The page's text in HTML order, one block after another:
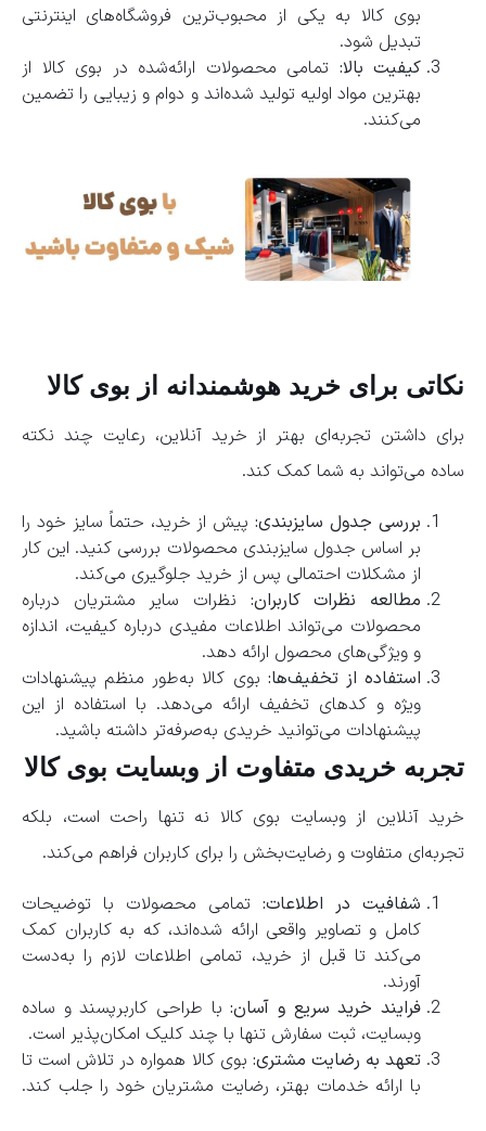
بوی کالا به یکی از محبوب‌ترین فروشگاه‌های اینترنتی
تبدیل شود.
کیفیت بالا: تمامی محصولات ارائه‌شده در بوی کالا از
بهترین مواد اولیه تولید شده‌اند و دوام و زیبایی را تضمین
می‌کنند.
نکاتی برای خرید هوشمندانه از بوی کالا
برای داشتن تجربه‌ای بهتر از خرید آنلاین، رعایت چند نکته
ساده می‌تواند به شما کمک کند.
بررسی جدول سایزبندی:پیش از خرید، حتماً سایز خود را
بر اساس جدول سایزبندی محصولات بررسی کنید. این کار
از مشکلات احتمالی پس از خرید جلوگیری می‌کند.
مطالعه نظرات کاربران: نظرات سایر مشتریان درباره
محصولات می‌تواند اطلاعات مفیدی درباره کیفیت، اندازه
و ویژگی‌های محصول ارائه دهد.
استفاده از تخفیف‌ها: بوی کالا به‌طور منظم پیشنهادات
ویژه و کدهای تخفیف ارائه می‌دهد. با استفاده از این
پیشنهادات می‌توانید خریدی به‌صرفه‌تر داشته باشید.
تجربه خریدی متفاوت از وبسایت بوی کالا
خرید آنلاین از وبسایت بوی کالا نه تنها راحت است، بلکه
تجربه‌ای متفاوت و رضایت‌بخش را برای کاربران فراهم می‌کند.
شفافیت در اطلاعات: تمامی محصولات با توضیحات
کامل و تصاویر واقعی ارائه شده‌اند، که به کاربران کمک
می‌کند تا قبل از خرید، تمامی اطلاعات لازم را به‌دست
آورند.
فرایند خرید سریع و آسان:با طراحی کاربرپسند و ساده
وبسایت، ثبت سفارش تنها با چند کلیک امکان‌پذیر است.
تعهد به رضایت مشتری: بوی کالا همواره در تلاش است تا
با ارائه خدمات بهتر، رضایت مشتریان خود را جلب کند.